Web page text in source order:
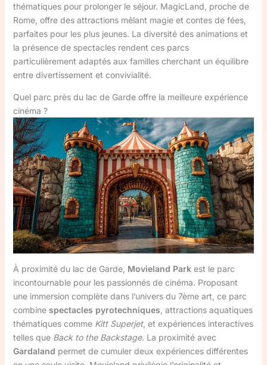
thématiques pour prolonger le séjour. MagicLand, proche de
Rome, offre des attractions mêlant magie et contes de fées,
parfaites pour les plus jeunes. La diversité des animations et
la présence de spectacles rendent ces parcs
particulièrement adaptés aux familles cherchant un équilibre
entre divertissement et convivialité.
Quel parc près du lac de Garde offre la meilleure expérience
cinéma ?
À proximité du lac de Garde, Movieland Parkest le parc
incontournable pour les passionnés de cinéma. Proposant
une immersion complète dans l’univers du 7ème art, ce parc
combine spectacles pyrotechniques , attractions aquatiques
thématiques comme Kitt Superjet, et expériences interactives
telles que Back to the Backstage. La proximité avec
Gardaland permet de cumuler deux expériences différentes